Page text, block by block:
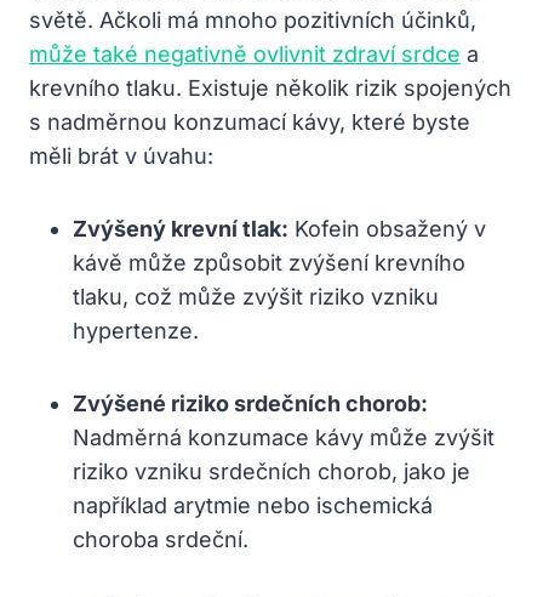
světě. Ačkoli má mnoho pozitivních účinků,
může také negativně ovlivnit zdraví srdce a
krevního tlaku. Existuje několik rizik spojených
s nadměrnou konzumací kávy, které byste
měli brát v úvahu:
Zvýšený krevní tlak: Kofein obsažený v
kávě může způsobit zvýšení krevního
tlaku, což může zvýšit riziko vzniku
hypertenze.
Zvýšené riziko srdečních chorob:
Nadměrná konzumace kávy může zvýšit
riziko vzniku srdečních chorob, jako je
například arytmie nebo ischemická
choroba srdeční.